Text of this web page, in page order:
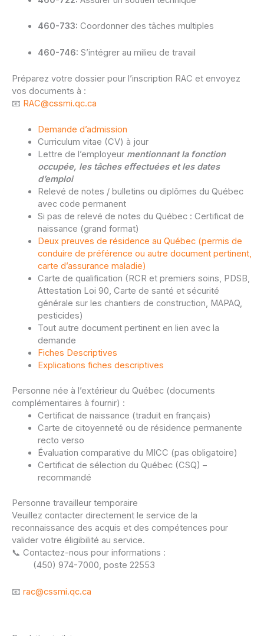
460-733: Coordonner des tâches multiples
460-746: S’intégrer au milieu de travail
Préparez votre dossier pour l’inscription RAC et envoyez
vos documents à :
📧 RAC@cssmi.qc.ca
Demande d’admission
Curriculum vitae (CV) à jour
Lettre de l’employeur mentionnant la fonction
occupée, les tâches effectuées et les dates
d’emploi
Relevé de notes / bulletins ou diplômes du Québec
avec code permanent
Si pas de relevé de notes du Québec : Certificat de
naissance (grand format)
Deux preuves de résidence au Québec (permis de
conduire de préférence ou autre document pertinent,
carte d’assurance maladie)
Carte de qualification (RCR et premiers soins, PDSB,
Attestation Loi 90, Carte de santé et sécurité
générale sur les chantiers de construction, MAPAQ,
pesticides)
Tout autre document pertinent en lien avec la
demande
Fiches Descriptives
Explications fiches descriptives
Personne née à l’extérieur du Québec (documents
complémentaires à fournir) :
Certificat de naissance (traduit en français)
Carte de citoyenneté ou de résidence permanente
recto verso
Évaluation comparative du MICC (pas obligatoire)
Certificat de sélection du Québec (CSQ) –
recommandé
Personne travailleur temporaire
Veuillez contacter directement le service de la
reconnaissance des acquis et des compétences pour
valider votre éligibilité au service.
📞 Contactez-nous pour informations :
(450) 974-7000, poste 22553
📧 rac@cssmi.qc.ca